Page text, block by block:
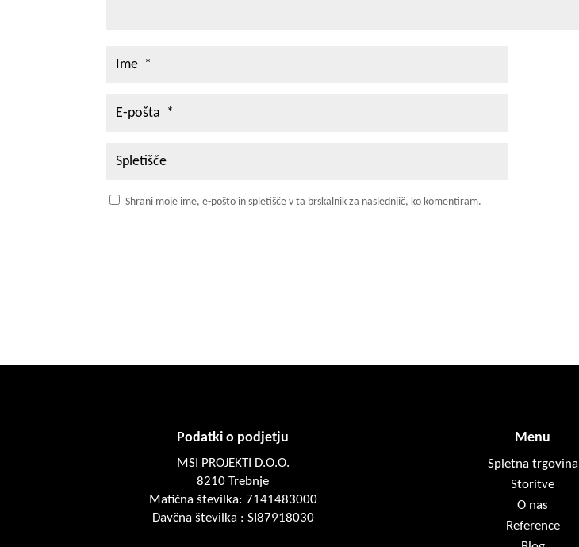
Shrani moje ime, e-pošto in spletišče v ta brskalnik za naslednjič, ko komentiram.
Podatki o podjetju
MSI PROJEKTI D.O.O.
8210 Trebnje
Matična številka: 7141483000
Davčna številka : SI87918030
Menu
Spletna trgovina
Storitve
O nas
Reference